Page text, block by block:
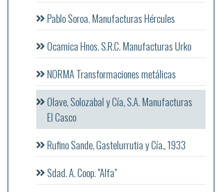
Pablo Soroa. Manufacturas Hércules
Ocamica Hnos. S.R.C. Manufacturas Urko
NORMA Transformaciones metálicas
Olave, Solozabal y Cía, S.A. Manufacturas
El Casco
Rufino Sande, Gastelurrutia y Cía., 1933
Sdad. A. Coop. "Alfa"